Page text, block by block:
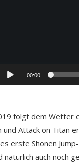
Audio-
00:00
folgt dem Wetter
Attack on Titan
erste Shonen
auch noch